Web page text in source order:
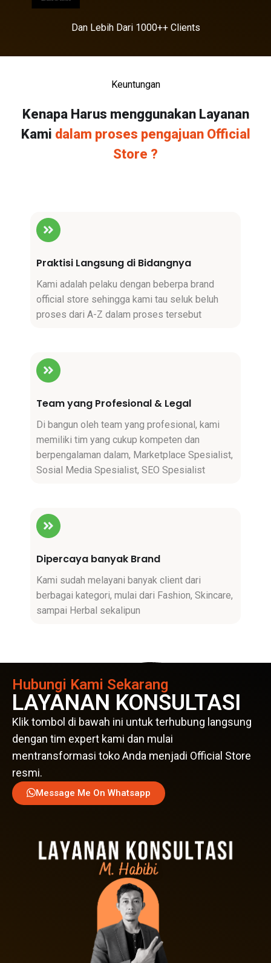
Dan Lebih Dari 1000++ Clients
Keuntungan
Kenapa Harus menggunakan Layanan
Kami dalam proses pengajuan Official
Store ?
Praktisi Langsung di Bidangnya
Kami adalah pelaku dengan beberpa brand
official store sehingga kami tau seluk beluh
proses dari A-Z dalam proses tersebut
Team yang Profesional & Legal
Di bangun oleh team yang profesional, kami
memiliki tim yang cukup kompeten dan
berpengalaman dalam, Marketplace Spesialist,
Sosial Media Spesialist, SEO Spesialist
Dipercaya banyak Brand
Kami sudah melayani banyak client dari
berbagai kategori, mulai dari Fashion, Skincare,
sampai Herbal sekalipun
Hubungi Kami Sekarang
LAYANAN KONSULTASI
Klik tombol di bawah ini untuk terhubung langsung
dengan tim expert kami dan mulai
mentransformasi toko Anda menjadi Official Store
resmi.
Message Me On Whatsapp